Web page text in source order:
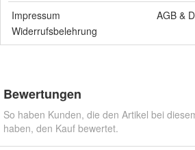
Impressum
AGB &
Widerrufsbelehrung
Bewertungen
So haben Kunden, die den Artikel bei
haben, den Kauf bewertet.